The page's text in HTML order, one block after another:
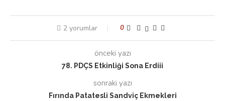
2 yorumlar 0
önceki yazı
78. PDÇS Etkinliği Sona Erdiii
sonraki yazı
Fırında Patatesli Sandviç Ekmekleri